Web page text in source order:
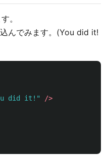
。
んでみます。(You did it!
did it!"
/>